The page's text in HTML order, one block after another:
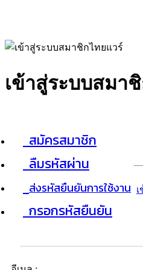
เข้าสู่ระบบสมา
สมัครสมาชิก
ลืมรหัสผ่าน
ส่งรหัสยืนยันการใช้งาน
กรอกรหัสยืนยัน